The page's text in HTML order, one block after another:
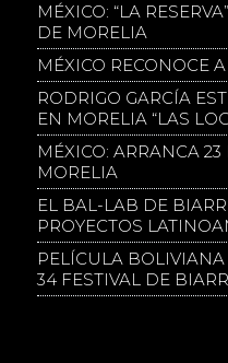
MÉXICO: “LA
DE MORELIA
MÉXICO RECONOCE
RODRIGO GARCÍA
EN MORELIA “LAS
MÉXICO: ARRANCA
MORELIA
EL BAL-LAB DE
PROYECTOS
PELÍCULA BOLIVIANA
34 FESTIVAL DE